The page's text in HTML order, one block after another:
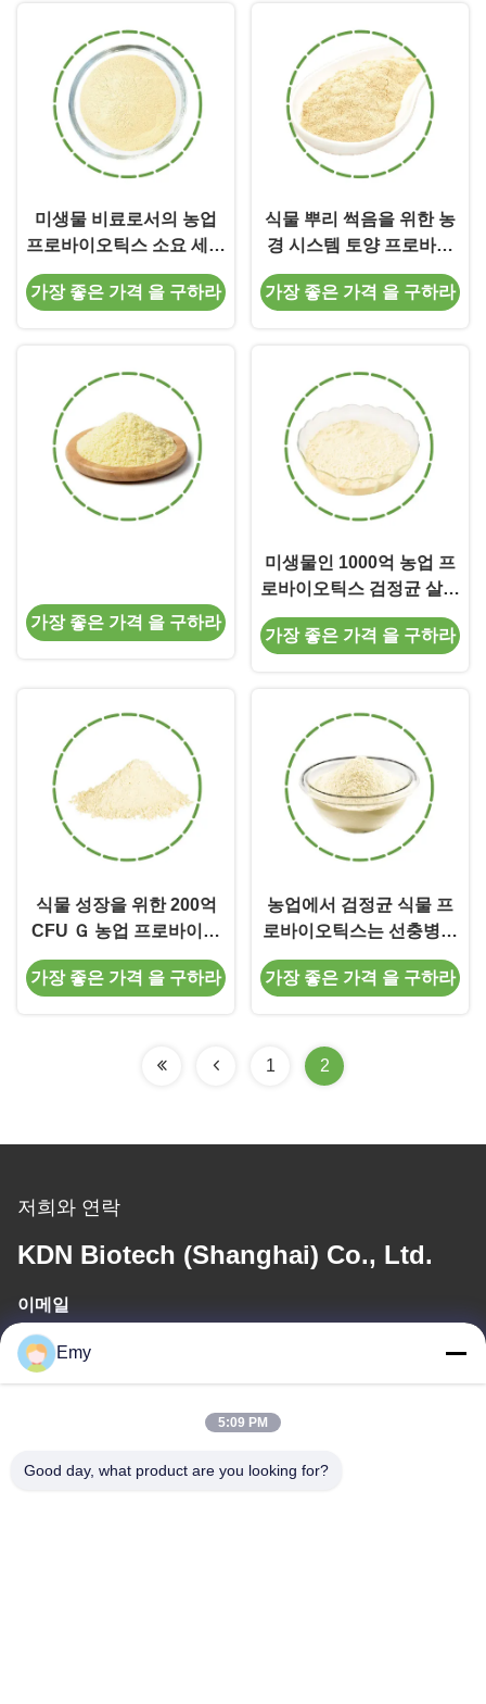
미생물 비료로서의 농업
프로바이오틱스 소요 세균
미생물 접종원
가장 좋은 가격 을 구하라
식물 뿌리 썩음을 위한 농
경 시스템 토양 프로바이
오틱스는 세균을 회피합니
다
가장 좋은 가격 을 구하라
가장 좋은 가격 을 구하라
미생물인 1000억 농업 프
로바이오틱스 검정균 살균
제
가장 좋은 가격 을 구하라
식물 성장을 위한 200억
CFU Ｇ 농업 프로바이오
틱스는 작물 생산량을 향
상시킵니다
가장 좋은 가격 을 구하라
농업에서 검정균 식물 프
로바이오틱스는 선충병을
피합니다
가장 좋은 가격 을 구하라
1 2
저희와 연락
KDN Biotech (Shanghai) Co., Ltd.
이메일
panxy@vlandgroup.com
우리 주소
Emy
5:09 PM
Good day, what product are you looking for?